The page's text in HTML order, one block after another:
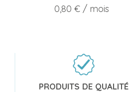
Prix
0,80 €/ mois
PRODUITS DE QUALITÉ